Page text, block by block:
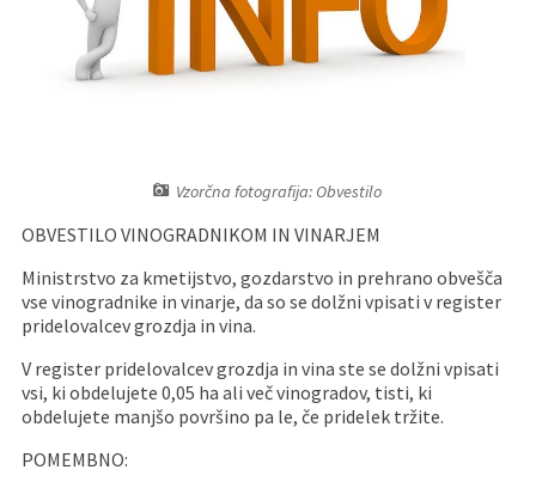
Vzorčna fotografija: Obvestilo
OBVESTILO VINOGRADNIKOM IN VINARJEM
Ministrstvo za kmetijstvo, gozdarstvo in prehrano obvešča
vse vinogradnike in vinarje, da so se dolžni vpisati v register
pridelovalcev grozdja in vina.
V register pridelovalcev grozdja in vina ste se dolžni vpisati
vsi, ki obdelujete 0,05 ha ali več vinogradov, tisti, ki
obdelujete manjšo površino pa le, če pridelek tržite.
POMEMBNO:
Pristojni za vodenje upravnih postopkov
Fotogalerija
Znamenite osebnosti